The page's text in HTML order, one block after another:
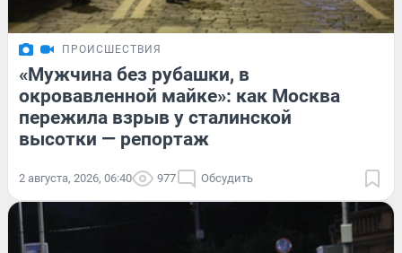
ПРОИСШЕСТВИЯ
«Мужчина без рубашки, в
окровавленной майке»: как Москва
пережила взрыв у сталинской
высотки — репортаж
2 августа, 2026, 06:40 977 Обсудить